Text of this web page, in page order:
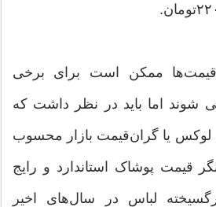
ممکن است برای برخی
شوند اما باید در نظر داشت که
لوکس یا گران‌قیمت بازار محسوب
قیمت پوشاک استاندارد و رایج
لباس در سال‌های اخیر